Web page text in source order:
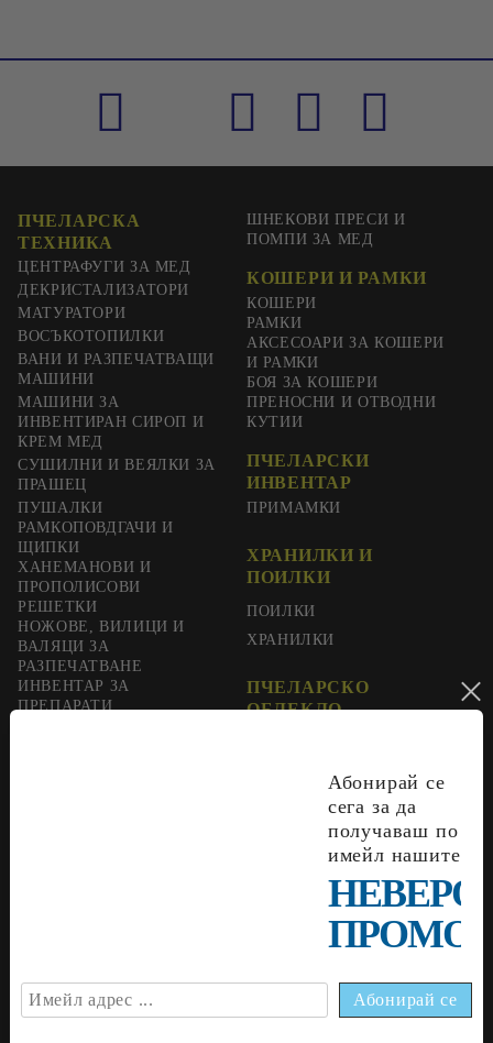
ПЧЕЛАРСКА
ТЕХНИКА
ЦЕНТРАФУГИ ЗА МЕД
ДЕКРИСТАЛИЗАТОРИ
МАТУРАТОРИ
ВОСЪКОТОПИЛКИ
ВАНИ И РАЗПЕЧАТВАЩИ
МАШИНИ
МАШИНИ ЗА
ИНВЕНТИРАН СИРОП И
КРЕМ МЕД
СУШИЛНИ И ВЕЯЛКИ ЗА
ПРАШЕЦ
ШНЕКОВИ ПРЕСИ И
ПОМПИ ЗА МЕД
КОШЕРИ И РАМКИ
КОШЕРИ
РАМКИ
АКСЕСОАРИ ЗА КОШЕРИ
И РАМКИ
БОЯ ЗА КОШЕРИ
ПРЕНОСНИ И ОТВОДНИ
КУТИИ
ПЧЕЛАРСКИ
ИНВЕНТАР
ПУШАЛКИ
РАМКОПОВДГАЧИ И
ЩИПКИ
ХАНЕМАНОВИ И
ПРОПОЛИСОВИ
РЕШЕТКИ
НОЖОВЕ, ВИЛИЦИ И
ВАЛЯЦИ ЗА
РАЗПЕЧАТВАНЕ
ИНВЕНТАР ЗА
ПРЕПАРАТИ
ПРИМАМКИ
ХРАНИЛКИ И
ПОИЛКИ
ПОИЛКИ
ХРАНИЛКИ
ПЧЕЛАРСКО
ОБЛЕКЛО
ГАЩЕРИЗОНИ
РАЗФАСОВКИ ЗА
Абонирай се
сега за да
получаваш по
имейл нашите